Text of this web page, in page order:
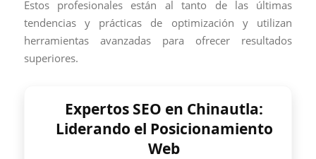
Estos profesionales están al tanto de las últimas
tendencias y prácticas de optimización y utilizan
herramientas avanzadas para ofrecer resultados
superiores.
Expertos SEO en Chinautla:
Liderando el Posicionamiento
Web